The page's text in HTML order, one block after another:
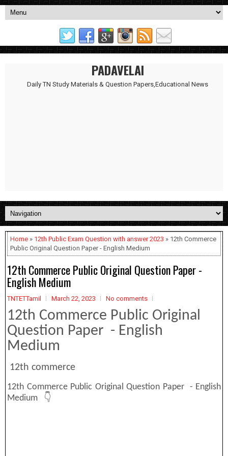
PADAVELAI
Daily TN Study Materials & Question Papers,Educational News
Home » 12th Public Exam Question with answer 2023 » 12th Commerce
Public Original Question Paper - English Medium
12th Commerce Public Original Question Paper -
English Medium
TNTETTamil March 22, 2023 No comments
12th Commerce Public Original
Question Paper - English
Medium
12th commerce
12th Commerce Public Original Question Paper - English
Medium 👇